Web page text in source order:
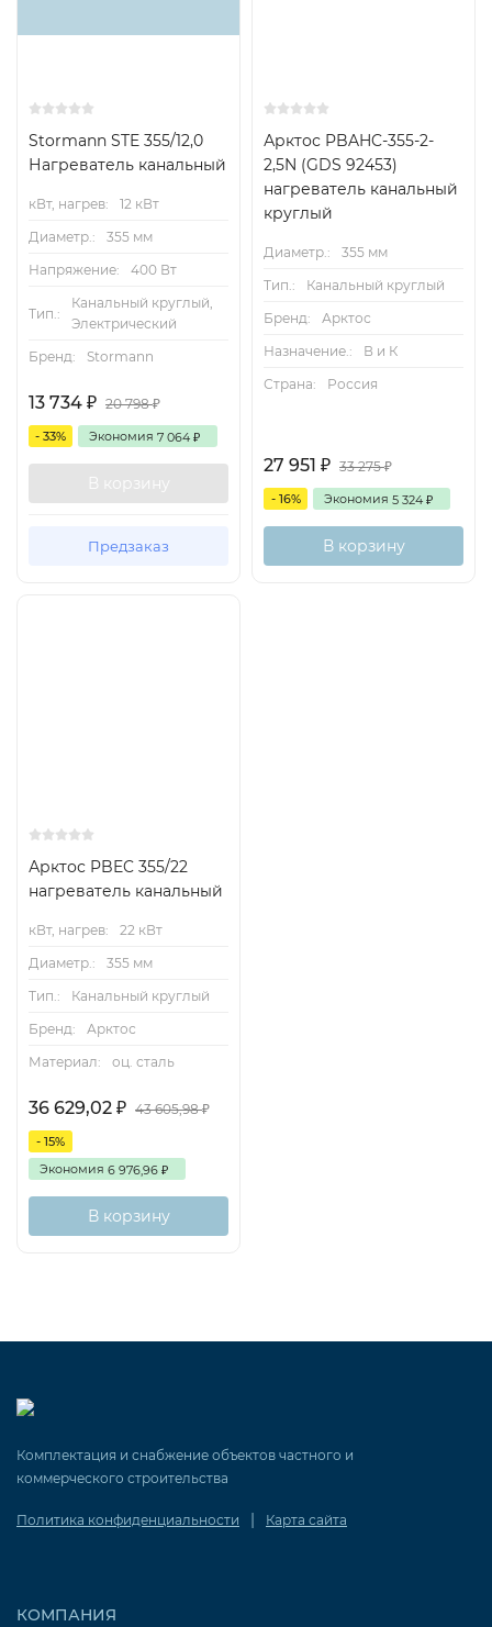
Stormann STE 355/12,0
Нагреватель канальный
кВт, нагрев:
12 кВт
Диаметр.:
355 мм
Напряжение:
400 Вт
Тип.:
Канальный круглый,
Электрический
Бренд:
Stormann
13 734 ₽ 20 798₽
- 33% Экономия 7 064 ₽
В корзину
Предзаказ
Арктос PBAHC-355-2-
2,5N (GDS 92453)
нагреватель канальный
круглый
Диаметр.:
355 мм
Тип.:
Канальный круглый
Бренд:
Арктос
Назначение.:
В и К
Страна:
Россия
27 951 ₽ 33 275₽
- 16% Экономия 5 324 ₽
В корзину
Арктос PBEC 355/22
нагреватель канальный
кВт, нагрев:
22 кВт
Диаметр.:
355 мм
Тип.:
Канальный круглый
Бренд:
Арктос
Материал:
оц. сталь
36 629,02 ₽ 43 605,98₽
- 15%
Экономия 6 976,96 ₽
В корзину
Комплектация и снабжение объектов частного и
коммерческого строительства
Политика конфиденциальности | Карта сайта
КОМПАНИЯ